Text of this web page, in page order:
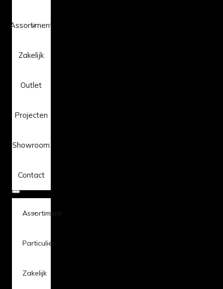
Assortiment
Zakelijk
Outlet
Projecten
Showroom
Contact
Assortiment
Particulier
Zakelijk